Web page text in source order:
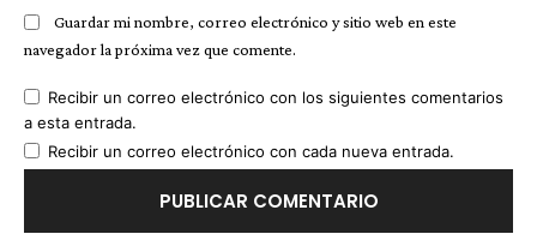
Guardar mi nombre, correo electrónico y sitio web en este
navegador la próxima vez que comente.
Recibir un correo electrónico con los siguientes comentarios
a esta entrada.
Recibir un correo electrónico con cada nueva entrada.